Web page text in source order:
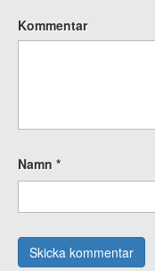
Kommentar
Namn *